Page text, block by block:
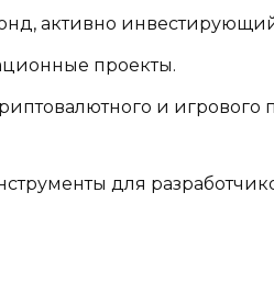
активно инвестирующий
проекты.
и игрового
для